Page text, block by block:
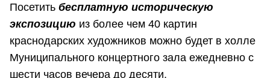
Посетить бесплатную историческую
экспозицию из более чем 40 картин
краснодарских художников можно будет в холле
Муниципального концертного зала ежедневно с
шести часов вечера до десяти.